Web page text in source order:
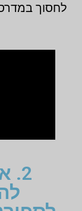
לחסוך
2.